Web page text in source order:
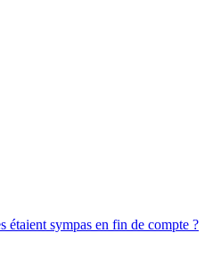
étaient sympas en fin de compte ?